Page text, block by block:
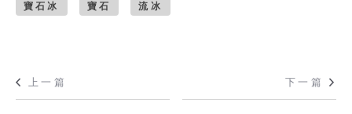
寶石冰 寶石 流冰
上一篇 下一篇